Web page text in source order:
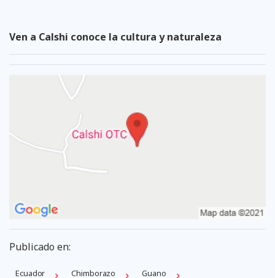
Ven a Calshi conoce la cultura y naturaleza
Publicado en:
Ecuador Chimborazo Guano